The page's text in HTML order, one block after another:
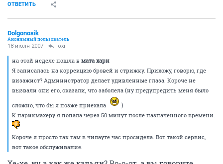
ОТВЕТИТЬ
Dolgonosik
Анонимный пользователь
18 июля 2007 oxi
на этой неделе пошла в мата хари
Я записалась на коррекцию бровей и стрижку. Прихожу, говорю, где
визажист? Администратор делает удивленные глаза. Короче не
вызвали они его, сказали, что заболела (ну предупредить меня было
сложно, что бы я позже приехала
)
К парикмахеру я попала через 50 минут после назначенного времени.
Короче я просто так там в чилауте час просидела. Вот такой сервис,
вот такое обслуживание.